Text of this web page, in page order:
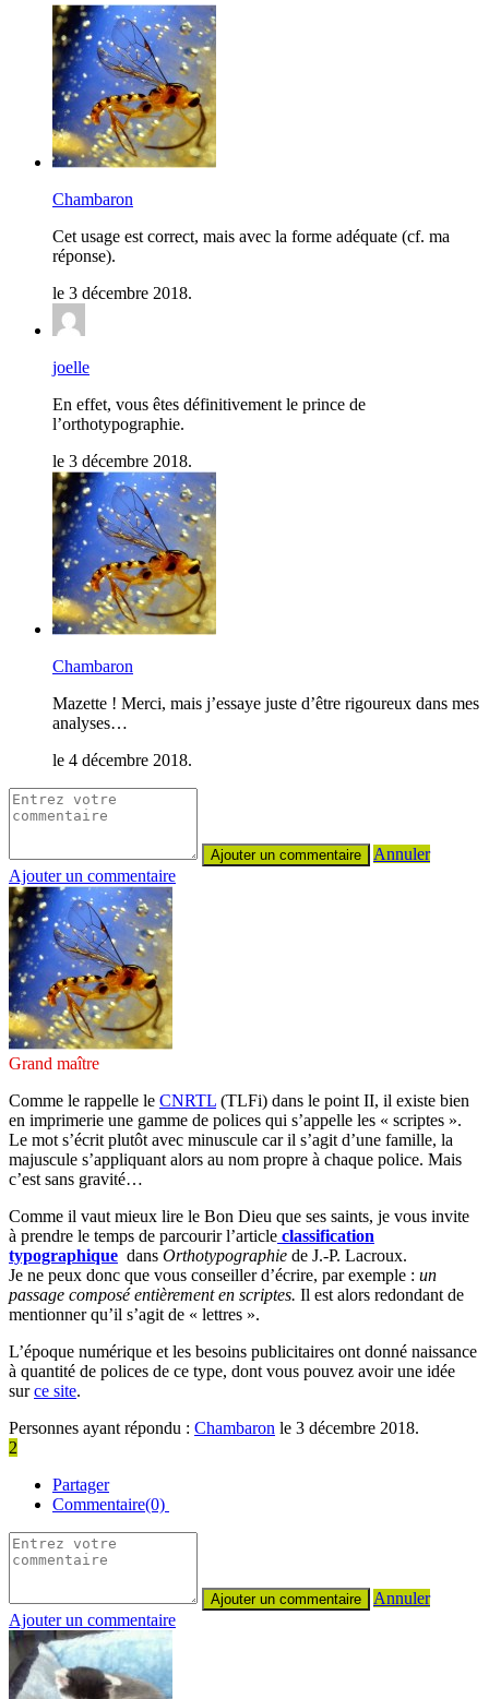
Chambaron
Cet usage est correct, mais avec la forme adéquate (cf. ma
réponse).
le 3 décembre 2018.
joelle
En effet, vous êtes définitivement le prince de
l’orthotypographie.
le 3 décembre 2018.
Chambaron
Mazette ! Merci, mais j’essaye juste d’être rigoureux dans mes
analyses…
le 4 décembre 2018.
Annuler
Ajouter un commentaire
Grand maître
Comme le rappelle le CNRTL (TLFi) dans le point II, il existe bien
en imprimerie une gamme de polices qui s’appelle les « scriptes ».
Le mot s’écrit plutôt avec minuscule car il s’agit d’une famille, la
majuscule s’appliquant alors au nom propre à chaque police. Mais
c’est sans gravité…
Comme il vaut mieux lire le Bon Dieu que ses saints, je vous invite
à prendre le temps de parcourir l’article classification
typographique dans Orthotypographie de J.-P. Lacroux.
Je ne peux donc que vous conseiller d’écrire, par exemple : un
passage composé entièrement en scriptes. Il est alors redondant de
mentionner qu’il s’agit de « lettres ».
L’époque numérique et les besoins publicitaires ont donné naissance
à quantité de polices de ce type, dont vous pouvez avoir une idée
surce site.
Personnes ayant répondu : Chambaron le 3 décembre 2018.
2
Partager
Commentaire(0)
Annuler
Ajouter un commentaire